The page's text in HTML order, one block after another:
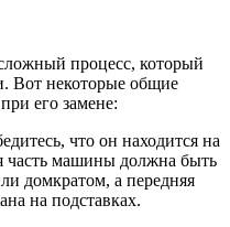
процесс, который
Вот некоторые общие
его замене:
что он находится на
часть машины должна быть
домкратом, а передняя
на подставках.